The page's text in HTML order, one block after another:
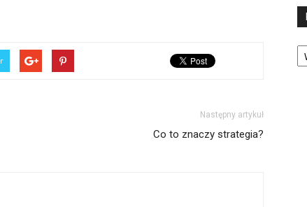
Następny artykuł
Co to znaczy strategia?